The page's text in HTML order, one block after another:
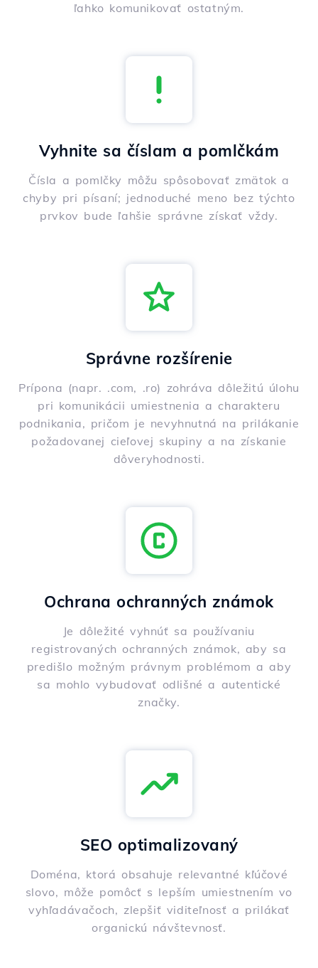
ľahko komunikovať ostatným.
Vyhnite sa číslam a pomlčkám
Čísla a pomlčky môžu spôsobovať zmätok a
chyby pri písaní; jednoduché meno bez týchto
prvkov bude ľahšie správne získať vždy.
Správne rozšírenie
Prípona (napr. .com, .ro) zohráva dôležitú úlohu
pri komunikácii umiestnenia a charakteru
podnikania, pričom je nevyhnutná na prilákanie
požadovanej cieľovej skupiny a na získanie
dôveryhodnosti.
Ochrana ochranných známok
Je dôležité vyhnúť sa používaniu
registrovaných ochranných známok, aby sa
predišlo možným právnym problémom a aby
sa mohlo vybudovať odlišné a autentické
značky.
SEO optimalizovaný
Doména, ktorá obsahuje relevantné kľúčové
slovo, môže pomôcť s lepším umiestnením vo
vyhľadávačoch, zlepšiť viditeľnosť a prilákať
organickú návštevnosť.